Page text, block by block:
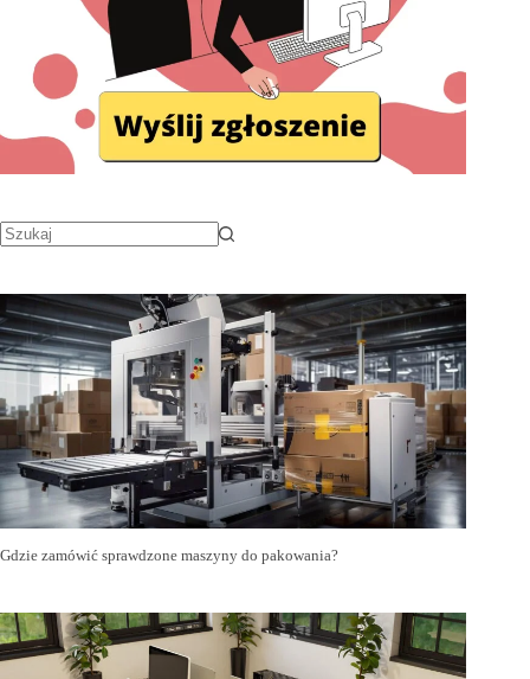
Gdzie zamówić sprawdzone maszyny do pakowania?